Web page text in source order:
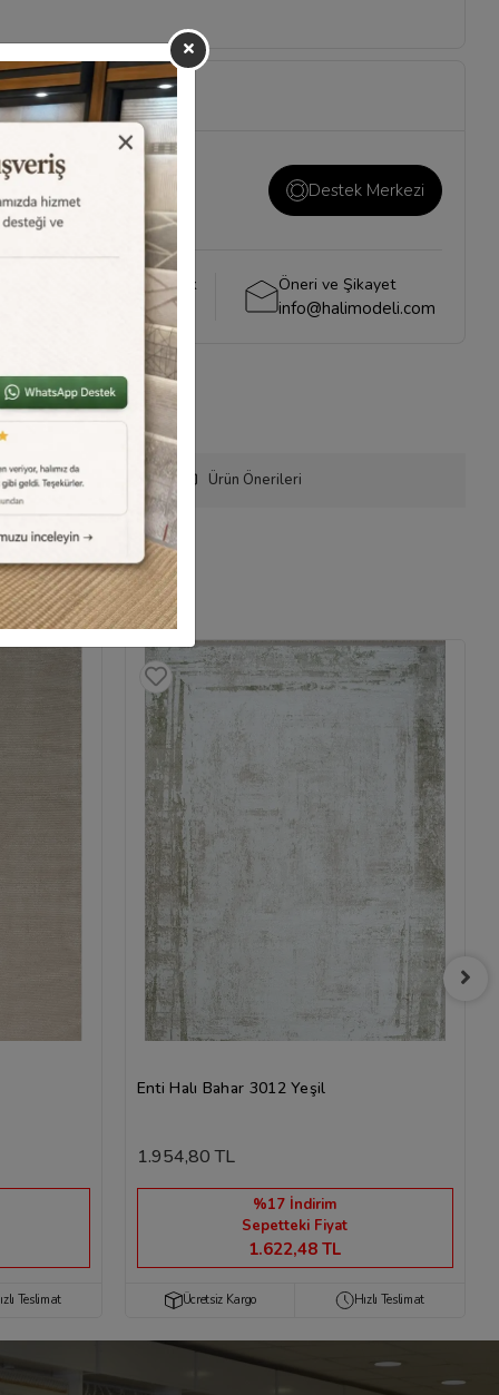
önemli konuların
Destek Merkezi
Whatsapp Destek
0540 001 51 51
Öneri ve Şikayet
info@halimodeli.com
Telefonla Sipariş Ürün Önerileri
Teslimat
Enti Halı Bahar 3012 Yeşil
1.954,80 TL
%17 İndirim
Sepetteki Fiyat
1.622,48 TL
Ücretsiz Kargo Hızlı Teslimat